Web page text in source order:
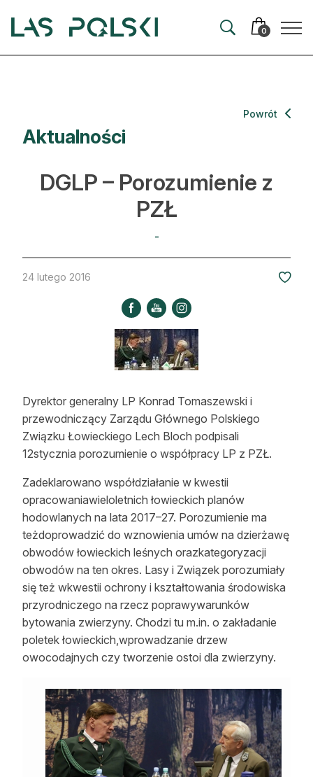
0
Artykuły
Hodowla lasu
Nowe technologie
Kultura i historia
Strefa eksperta
Leśnik na zakupach
Z zagranicy
Edukacja
Lasy prywatne
O nas
100 lat „Lasu Polskiego”
Prenumerata
Reklama
Archiwum
Kontakt
Aktualności
Powrót
DGLP – Porozumienie z
PZŁ
-
24 lutego 2016
Dyrektor generalny LP Konrad Tomaszewski i
przewodniczący Zarządu Głównego Polskiego
Związku Łowieckiego Lech Bloch podpisali
12stycznia porozumienie o współpracy LP z PZŁ.
Zadeklarowano współdziałanie w kwestii
opracowaniawieloletnich łowieckich planów
hodowlanych na lata 2017–27. Porozumienie ma
teżdoprowadzić do wznowienia umów na dzierżawę
obwodów łowieckich leśnych orazkategoryzacji
obwodów na ten okres. Lasy i Związek porozumiały
się też wkwestii ochrony i kształtowania środowiska
przyrodniczego na rzecz poprawywarunków
bytowania zwierzyny. Chodzi tu m.in. o zakładanie
poletek łowieckich,wprowadzanie drzew
owocodajnych czy tworzenie ostoi dla zwierzyny.